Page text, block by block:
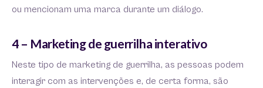
ou mencionam uma marca durante um diálogo.
4 – Marketing de guerrilha interativo
Neste tipo de marketing de guerrilha, as pessoas podem
interagir com as intervenções e, de certa forma, são